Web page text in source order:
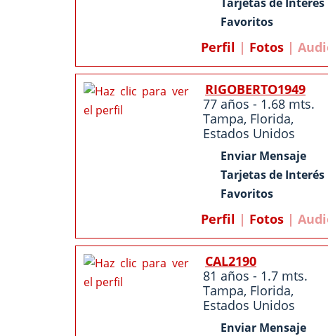
Favoritos
Perfil | Fotos |
RIGOBERTO1949
77 años - 1.68 mts.
Tampa, Florida,
Estados Unidos
Enviar Mensaje
Tarjetas de Interés
Favoritos
Perfil | Fotos |
CAL2190
81 años - 1.7 mts.
Tampa, Florida,
Estados Unidos
Enviar Mensaje